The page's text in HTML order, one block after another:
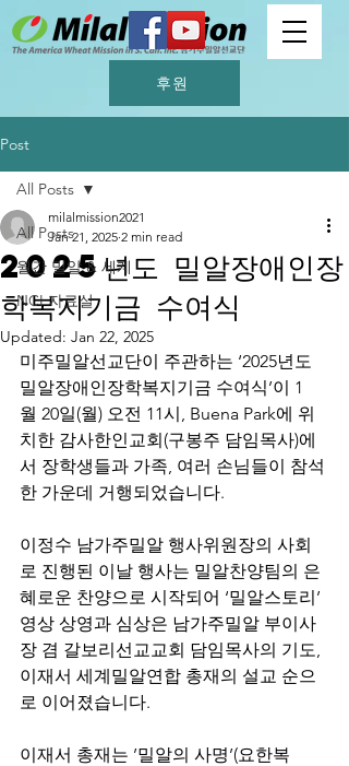
후원
Post
All Posts
월간 밀알 & 세계
NCI 자료실
All Posts
2025년도 밀알장애인장
학복지기금 수여식
milalmission2021
Jan 21, 2025 2 min read
Updated: Jan 22, 2025
미주밀알선교단이 주관하는 ‘2025년도
밀알장애인장학복지기금 수여식’이 1
월 20일(월) 오전 11시, Buena Park에 위
치한 감사한인교회(구봉주 담임목사)에
서 장학생들과 가족, 여러 손님들이 참석
한 가운데 거행되었습니다.
이정수 남가주밀알 행사위원장의 사회
로 진행된 이날 행사는 밀알찬양팀의 은
혜로운 찬양으로 시작되어 ‘밀알스토리’
영상 상영과 심상은 남가주밀알 부이사
장 겸 갈보리선교교회 담임목사의 기도,
이재서 세계밀알연합 총재의 설교 순으
로 이어졌습니다.
이재서 총재는 ’밀알의 사명’(요한복